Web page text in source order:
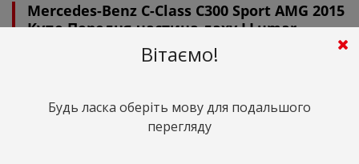
Mercedes-Benz C-Class C300 Sport AMG 2015
Купе Передня частина даху LLumar
Вартість: 1019 грн.
Вітаємо!
Будь ласка оберіть мову для подальшого
перегляду